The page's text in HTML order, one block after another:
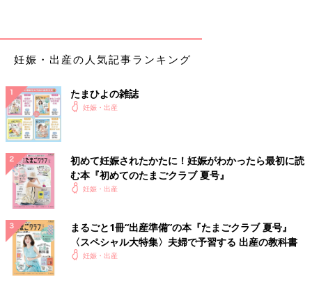
妊娠・出産の人気記事ランキング
たまひよの雑誌
妊娠・出産
初めて妊娠されたかたに！妊娠がわかったら最初に読
む本『初めてのたまごクラブ 夏号』
妊娠・出産
まるごと1冊“出産準備”の本『たまごクラブ 夏号』
〈スペシャル大特集〉夫婦で予習する 出産の教科書
妊娠・出産